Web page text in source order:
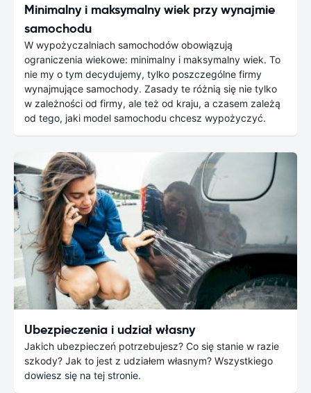
Minimalny i maksymalny wiek przy wynajmie
samochodu
W wypożyczalniach samochodów obowiązują
ograniczenia wiekowe: minimalny i maksymalny wiek. To
nie my o tym decydujemy, tylko poszczególne firmy
wynajmujące samochody. Zasady te różnią się nie tylko
w zależności od firmy, ale też od kraju, a czasem zależą
od tego, jaki model samochodu chcesz wypożyczyć.
Ubezpieczenia i udział własny
Jakich ubezpieczeń potrzebujesz? Co się stanie w razie
szkody? Jak to jest z udziałem własnym? Wszystkiego
dowiesz się na tej stronie.